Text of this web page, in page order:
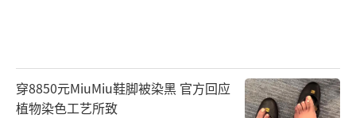
穿8850元MiuMiu鞋脚被染黑 官方回应
植物染色工艺所致